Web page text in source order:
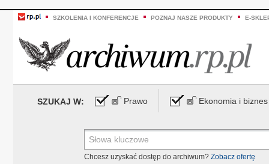
SZKOLENIA I KONFERENCJE POZNAJ NASZE PRODUKTY E-
SZUKAJ W: Prawo Ekonomia i biznes
Chcesz uzyskać dostęp do archiwum? Zobacz ofertę